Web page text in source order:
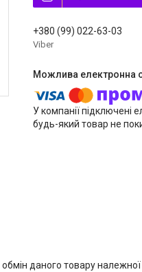
+380 (99) 022-63-03
Viber
У компанії підключені
будь-який товар не
даного товару належної